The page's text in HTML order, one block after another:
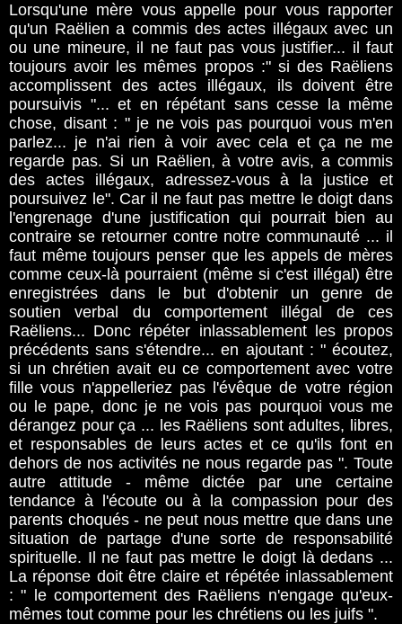
Lorsqu'une mère vous appelle pour vous rapporter
qu'un Raëlien a commis des actes illégaux avec un
ou une mineure, il ne faut pas vous justifier... il faut
toujours avoir les mêmes propos :" si des Raëliens
accomplissent des actes illégaux, ils doivent être
poursuivis "... et en répétant sans cesse la même
chose, disant : " je ne vois pas pourquoi vous m'en
parlez... je n'ai rien à voir avec cela et ça ne me
regarde pas. Si un Raëlien, à votre avis, a commis
des actes illégaux, adressez-vous à la justice et
poursuivez le". Car il ne faut pas mettre le doigt dans
l'engrenage d'une justification qui pourrait bien au
contraire se retourner contre notre communauté ... il
faut même toujours penser que les appels de mères
comme ceux-là pourraient (même si c'est illégal) être
enregistrées dans le but d'obtenir un genre de
soutien verbal du comportement illégal de ces
Raëliens... Donc répéter inlassablement les propos
précédents sans s'étendre... en ajoutant : " écoutez,
si un chrétien avait eu ce comportement avec votre
fille vous n'appelleriez pas l'évêque de votre région
ou le pape, donc je ne vois pas pourquoi vous me
dérangez pour ça ... les Raëliens sont adultes, libres,
et responsables de leurs actes et ce qu'ils font en
dehors de nos activités ne nous regarde pas ". Toute
autre attitude - même dictée par une certaine
tendance à l'écoute ou à la compassion pour des
parents choqués - ne peut nous mettre que dans une
situation de partage d'une sorte de responsabilité
spirituelle. Il ne faut pas mettre le doigt là dedans ...
La réponse doit être claire et répétée inlassablement
: " le comportement des Raëliens n'engage qu'eux-
mêmes tout comme pour les chrétiens ou les juifs ".